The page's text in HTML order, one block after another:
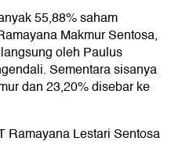
55,88% saham
Makmur Sentosa,
oleh Paulus
Sementara sisanya
dan 23,20% disebar ke
Ramayana Lestari Sentosa